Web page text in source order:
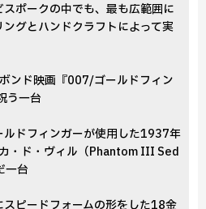
スポークの中でも、最も広範囲に
グとハンドクラフトによって実
ンド映画『007/ゴールドフィン
う一台
ルドフィンガーが使用した1937年
・ド・ヴィル（Phantom III Sed
一台
スピードフォームの形をした18金